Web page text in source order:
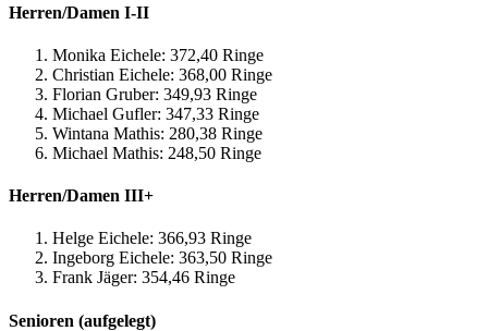
Herren/Damen I-II
Monika Eichele: 372,40 Ringe
Christian Eichele: 368,00 Ringe
Florian Gruber: 349,93 Ringe
Michael Gufler: 347,33 Ringe
Wintana Mathis: 280,38 Ringe
Michael Mathis: 248,50 Ringe
Herren/Damen III+
Helge Eichele: 366,93 Ringe
Ingeborg Eichele: 363,50 Ringe
Frank Jäger: 354,46 Ringe
Senioren (aufgelegt)